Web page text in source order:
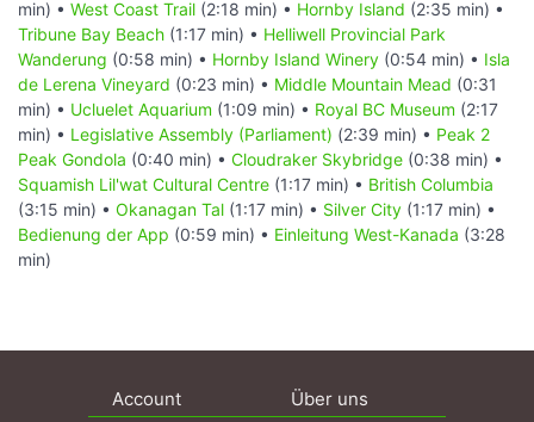
min) • West Coast Trail (2:18 min) • Hornby Island (2:35 min) •
Tribune Bay Beach (1:17 min) • Helliwell Provincial Park
Wanderung (0:58 min) • Hornby Island Winery (0:54 min) • Isla
de Lerena Vineyard (0:23 min) • Middle Mountain Mead (0:31
min) • Ucluelet Aquarium (1:09 min) • Royal BC Museum (2:17
min) • Legislative Assembly (Parliament) (2:39 min) • Peak 2
Peak Gondola (0:40 min) • Cloudraker Skybridge (0:38 min) •
Squamish Lil'wat Cultural Centre (1:17 min) • British Columbia
(3:15 min) • Okanagan Tal (1:17 min) • Silver City (1:17 min) •
Bedienung der App (0:59 min) • Einleitung West-Kanada (3:28
min)
Account Über uns